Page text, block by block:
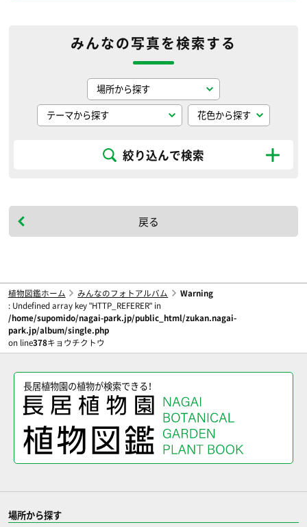
みんなの写真を検索する
絞り込んで検索
戻る
植物図鑑ホーム みんなのフォトアルバム
Warning
: Undefined array key "HTTP_REFERER" in
/home/supomido/nagai-park.jp/public_html/zukan.nagai-
park.jp/album/single.php
on line378キョウチクトウ
長居植物園の植物が検索できる！
場所から探す